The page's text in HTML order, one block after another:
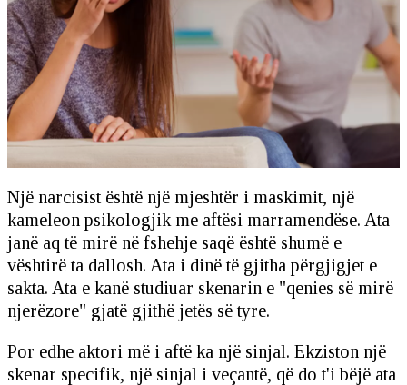
Një narcisist është një mjeshtër i maskimit, një
kameleon psikologjik me aftësi marramendëse. Ata
janë aq të mirë në fshehje saqë është shumë e
vështirë ta dallosh. Ata i dinë të gjitha përgjigjet e
sakta. Ata e kanë studiuar skenarin e "qenies së mirë
njerëzore" gjatë gjithë jetës së tyre.
Por edhe aktori më i aftë ka një sinjal. Ekziston një
skenar specifik, një sinjal i veçantë, që do t'i bëjë ata